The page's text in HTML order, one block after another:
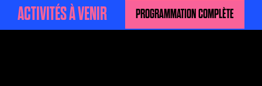
ACTIVITÉS À VENIR PROGRAMMATION COMPLÈTE